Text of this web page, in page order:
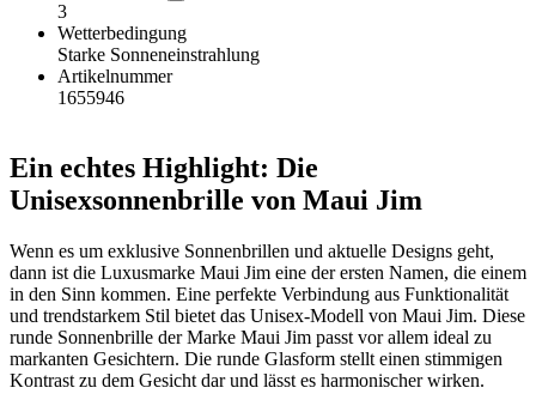
3
Wetterbedingung
Starke Sonneneinstrahlung
Artikelnummer
1655946
Ein echtes Highlight: Die
Unisexsonnenbrille von Maui Jim
Wenn es um exklusive Sonnenbrillen und aktuelle Designs geht,
dann ist die Luxusmarke Maui Jim eine der ersten Namen, die einem
in den Sinn kommen. Eine perfekte Verbindung aus Funktionalität
und trendstarkem Stil bietet das Unisex-Modell von Maui Jim. Diese
runde Sonnenbrille der Marke Maui Jim passt vor allem ideal zu
markanten Gesichtern. Die runde Glasform stellt einen stimmigen
Kontrast zu dem Gesicht dar und lässt es harmonischer wirken.